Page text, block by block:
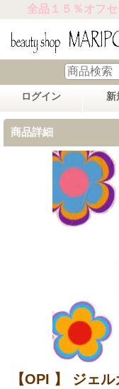
全品１５％オフ
ログイン 新
商品詳細
【OPI 】 ジェ